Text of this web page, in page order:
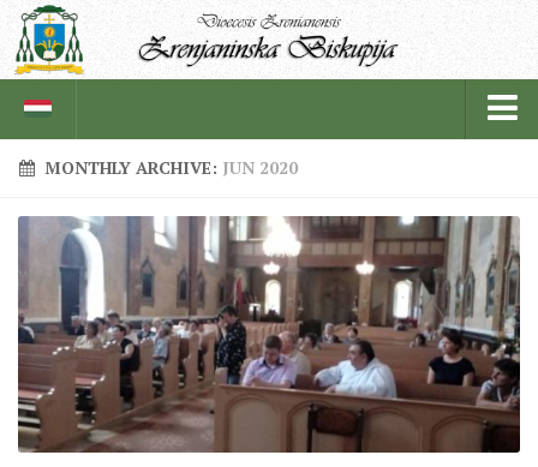
BISKUPSKI ORDINARIJAT
ISTORIJAT
CRKVENE INSTITUCIJE
SVEŠTENICI
REDOVNICI
IN MEMORIAM
MONTHLY ARCHIVE: JUN 2020